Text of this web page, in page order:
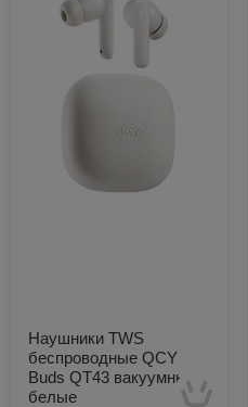
Наушники TWS
беспроводные QCY
Buds QT43 вакуумные
белые